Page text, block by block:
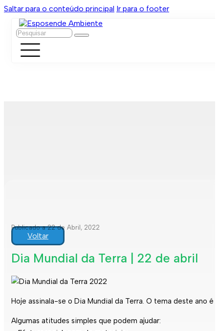
Saltar para o conteúdo principal Ir para o footer
Pesquisar
Publicado a 22 de Abril, 2022
Voltar
Dia Mundial da Terra | 22 de abril
Hoje assinala-se o Dia Mundial da Terra. O tema deste ano
Algumas atitudes simples que podem ajudar: